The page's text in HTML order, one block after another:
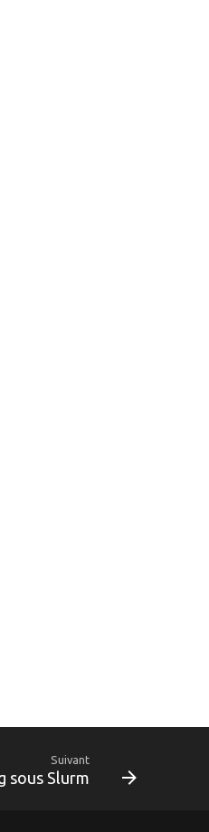
Suivant
sous Slurm